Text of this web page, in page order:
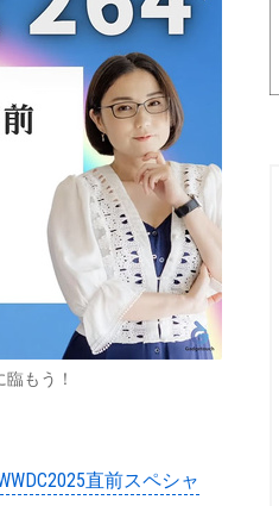
もう！
直前スペシャ